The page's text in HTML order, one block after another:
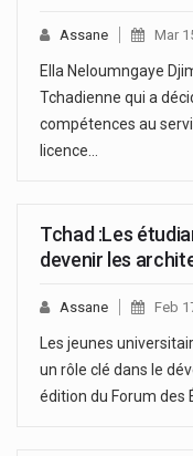
Assane Mar
Ella Neloumngaye
Tchadienne qui a
compétences au
licence…
Tchad :Les
devenir les
Assane Feb
Les jeunes
un rôle clé dans le
édition du Forum des